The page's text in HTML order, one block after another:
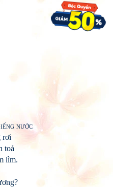
nước
rơi
toả
lìm.